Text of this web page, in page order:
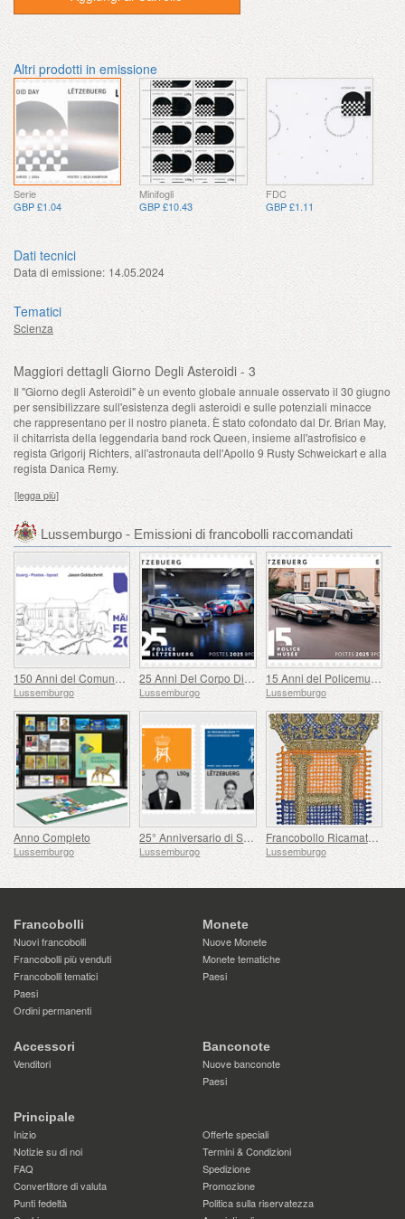
Altri prodotti in emissione
Serie
GBP £1.04
Minifogli
GBP £10.43
FDC
GBP £1.11
Dati tecnici
Data di emissione: 14.05.2024
Tematici
Scienza
Maggiori dettagli Giorno Degli Asteroidi - 3
Il "Giorno degli Asteroidi" è un evento globale annuale osservato il 30 giugno
per sensibilizzare sull'esistenza degli asteroidi e sulle potenziali minacce
che rappresentano per il nostro pianeta. È stato cofondato dal Dr. Brian May,
il chitarrista della leggendaria band rock Queen, insieme all'astrofisico e
regista Grigorij Richters, all'astronauta dell'Apollo 9 Rusty Schweickart e alla
regista Danica Remy.
[legga più]
Lussemburgo - Emissioni di francobolli raccomandati
150 Anni del Comune di Mertzig
Lussemburgo
25 Anni Del Corpo Di Polizia Granducale
Lussemburgo
15 Anni del Policemusée
Lussemburgo
Anno Completo
Lussemburgo
25° Anniversario di Sua Altezza Reale il Granduca
Lussemburgo
Francobollo Ricamato - Ascesa al Trono di Henri
Lussemburgo
Francobolli
Nuovi francobolli
Francobolli più venduti
Francobolli tematici
Paesi
Ordini permanenti
Monete
Nuove Monete
Monete tematiche
Paesi
Accessori
Venditori
Banconote
Nuove banconote
Paesi
Principale
Inizio
Offerte speciali
Notizie su di noi
Termini & Condizioni
FAQ
Spedizione
Convertitore di valuta
Promozione
Punti fedeltà
Politica sulla riservatezza